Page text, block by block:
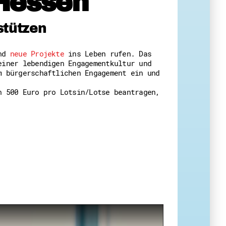
neue Projekteins Leben rufen. Das
lebendigen Engagementkultur und
Engagement ein und
500 Euro pro Lotsin/Lotse beantragen,